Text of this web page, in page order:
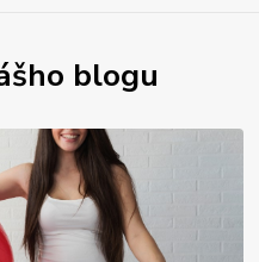
blogu